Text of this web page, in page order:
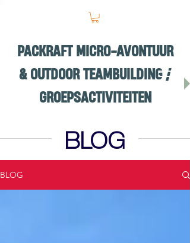
PACKRAFT MICRO-AVONTUUR
& OUTDOOR TEAMBUILDING /
GROEPSACTIVITEITEN
BLOG
BLOG